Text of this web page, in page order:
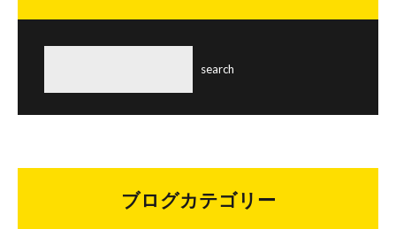
ブログカテゴリー